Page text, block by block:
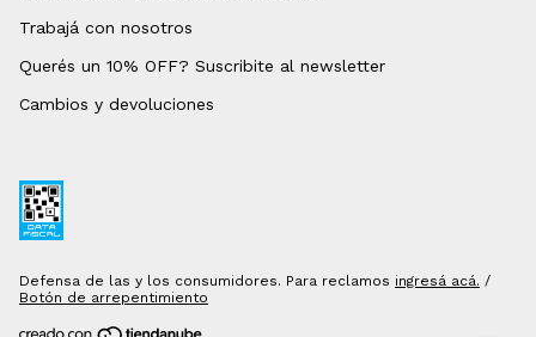
Trabajá con nosotros
Querés un 10% OFF? Suscribite al newsletter
Cambios y devoluciones
Defensa de las y los consumidores. Para reclamos ingresá acá. /
Botón de arrepentimiento